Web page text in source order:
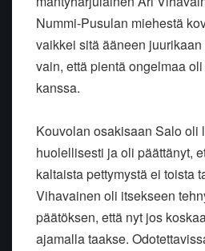
Nummi-Pusulan miehestä
vaikkei sitä ääneen
vain, että pientä ongelmaa
kanssa.
Kouvolan osakisaan Salo oli
huolellisesti ja oli päättänyt,
kaltaista pettymystä ei toista
Vihavainen oli itsekseen
päätöksen, että nyt jos
ajamalla taakse.